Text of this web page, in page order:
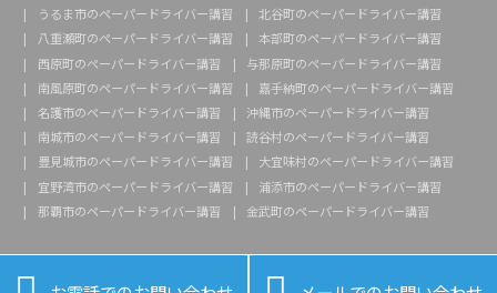
うるま市のペーパードライバー講習
北谷町のペーパードライバー講習
八重瀬町のペーパードライバー講習
本部町のペーパードライバー講習
西原町のペーパードライバー講習
与那原町のペーパードライバー講習
南風原町のペーパードライバー講習
嘉手納町のペーパードライバー講習
名護市のペーパードライバー講習
沖縄市のペーパードライバー講習
南城市のペーパードライバー講習
読谷村のペーパードライバー講習
豊見城市のペーパードライバー講習
大宜味村のペーパードライバー講習
宜野湾市のペーパードライバー講習
浦添市のペーパードライバー講習
那覇市のペーパードライバー講習
金武町のペーパードライバー講習